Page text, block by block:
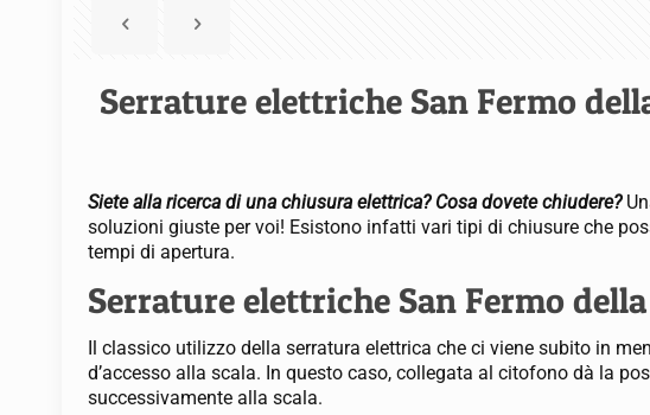
Serrature elettriche San Fermo
Siete alla ricerca di una chiusura elettrica? Cosa dovete chiudere?
soluzioni giuste per voi! Esistono infatti vari tipi di chiusure che
tempi di apertura.
Serrature elettriche San Fermo
Il classico utilizzo della serratura elettrica che ci viene subito in
d’accesso alla scala. In questo caso, collegata al citofono dà la
successivamente alla scala.